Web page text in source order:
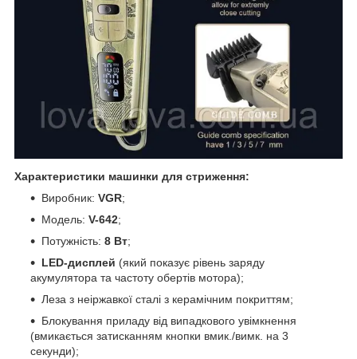
Характеристики машинки для стриження:
Виробник: VGR;
Модель: V-642;
Потужність: 8 Вт;
LED-дисплей (який показує рівень заряду
акумулятора та частоту обертів мотора);
Леза з неіржавкої сталі з керамічним покриттям;
Блокування приладу від випадкового увімкнення
(вмикається затисканням кнопки вмик./вимк. на 3
секунди);